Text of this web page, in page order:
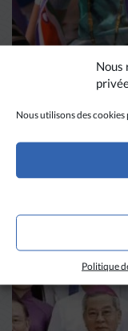
Nous
Nous utilisons des
Politique
La revue
semaine